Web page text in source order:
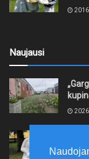
Naujausi